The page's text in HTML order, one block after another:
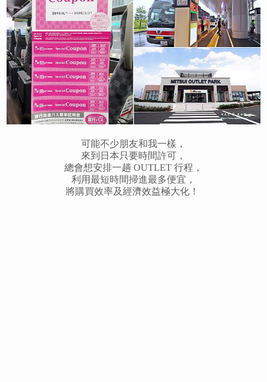
可能不少朋友和我一樣，
來到日本只要時間許可，
總會想安排一趟 OUTLET 行程，
利用最短時間掃進最多便宜，
將購買效率及經濟效益極大化！